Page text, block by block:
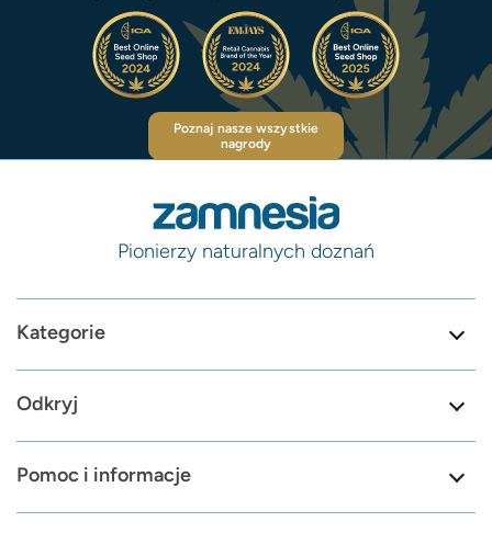
Poznaj nasze wszystkie
nagrody
Pionierzy naturalnych doznań
Kategorie
Odkryj
Pomoc i informacje